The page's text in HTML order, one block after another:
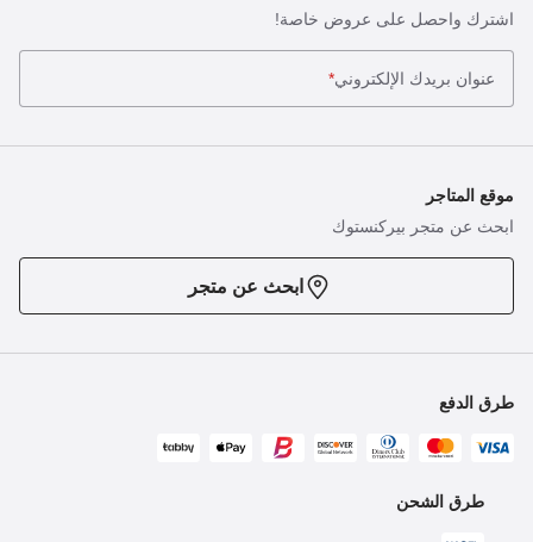
اشترك واحصل على عروض خاصة!
عنوان بريدك الإلكتروني*
موقع المتاجر
ابحث عن متجر بيركنستوك
ابحث عن متجر
طرق الدفع
طرق الشحن